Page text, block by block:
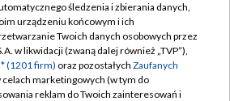
TVP
TVP
Regulamin TVP
prywatności
Moje zgody
śledzenia i zbierania danych,
urządzeniu końcowym i ich
Twoich danych osobowych przez
w likwidacji (zwaną dalej również „TVP”),
(1201 firm) oraz pozostałych Zaufanych
celach marketingowych (w tym do
reklam do Twoich zainteresowań i